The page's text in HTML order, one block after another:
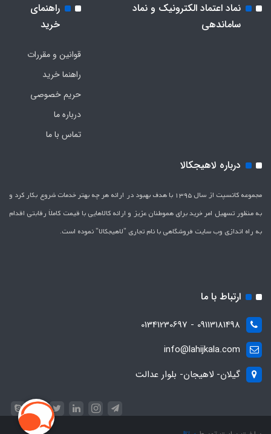
نماد اعتماد الکترونیک و نماد
ساماندهی
راهنمای
خرید
قوانین و مقررات
راهنما خرید
حریم خصوصی
درباره ما
تماس با ما
درباره لاهیجکالا
مجموعه کانسپت از سال 1395 با هدف بهبود در ارائه هر چه بهتر خدمات شروع بکار کرد و
به منظور تسهیل امر خرید برای هموطنان عزیز و ارائه کالاهایی با قیمت کاملاَ رقابتی اقدام
به راه اندازی وب سایت فروشگاهی با نام تجاری "لاهیج­کالا" نموده است.
ارتباط با ما
09113181498 - 01341230697
info@lahijkala.com
گیلان- لاهیجان- بلوار عدالت